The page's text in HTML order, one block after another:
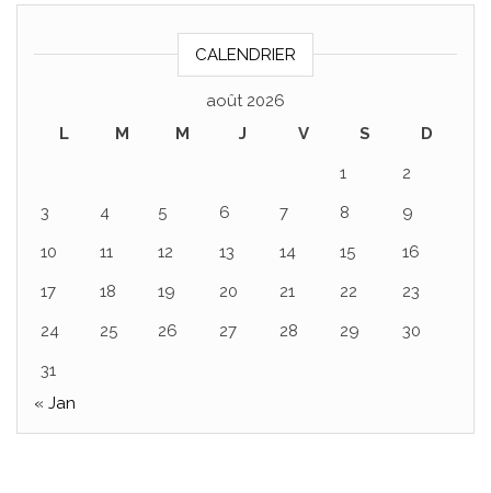
CALENDRIER
août 2026
L
M M J V S
D
1
2
3
4 5 6 7 8
9
10
11 12 13 14 15
16
17
18 19 20 21 22
23
24
25 26 27 28 29
30
31
« Jan